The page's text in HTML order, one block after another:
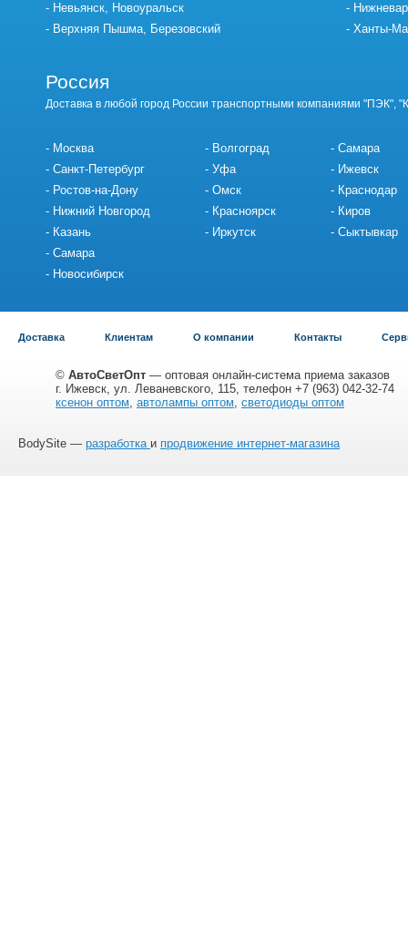
Невьянск, Новоуральск
Верхняя Пышма, Березовский
Ханты-
Россия
Доставка в любой город России транспортными компаниями "ПЭК",
Москва
Санкт-Петербург
Ростов-на-Дону
Нижний Новгород
Казань
Самара
Новосибирск
Волгоград
Уфа
Омск
Красноярск
Иркутск
Самара
Ижевск
Краснодар
Киров
Сыктывкар
Доставка Клиентам О компании Контакты
© АвтоСветОпт — оптовая онлайн-система приема заказов
г. Ижевск, ул. Леваневского, 115, телефон +7 (963) 042-32-74
ксенон оптом, автолампы оптом, светодиоды оптом
BodySite — разработка и продвижение интернет-магазина